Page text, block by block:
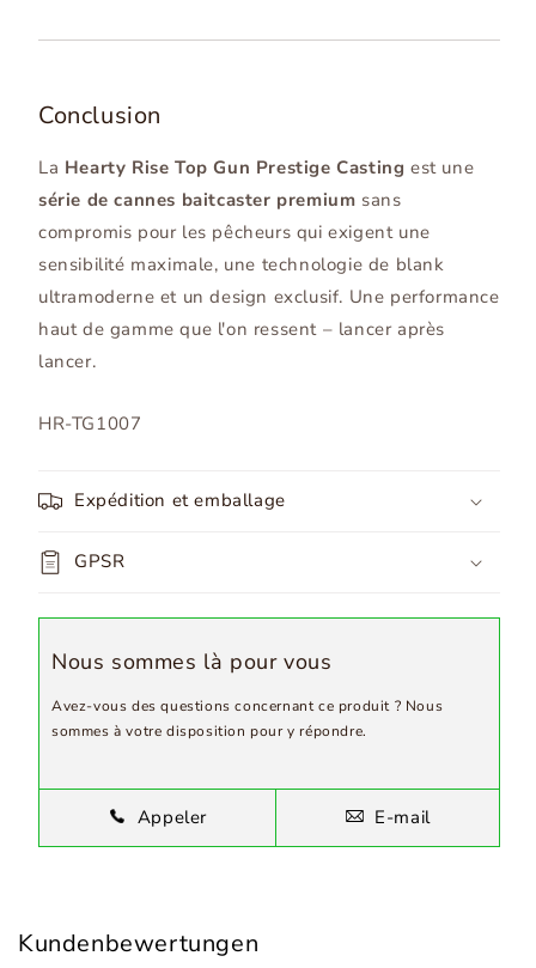
Conclusion
La Hearty Rise Top Gun Prestige Casting est une
série de cannes baitcaster premium sans
compromis pour les pêcheurs qui exigent une
sensibilité maximale, une technologie de blank
ultramoderne et un design exclusif. Une performance
haut de gamme que l'on ressent – lancer après
lancer.
SKU:
HR-TG1007
Expédition et emballage
GPSR
Nous sommes là pour vous
Avez-vous des questions concernant ce produit ? Nous
sommes à votre disposition pour y répondre.
Appeler E-mail
Kundenbewertungen